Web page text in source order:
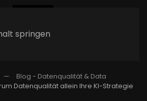
springen
Blog - Datenqualität & Data
Datenqualität allein Ihre KI-Strategie